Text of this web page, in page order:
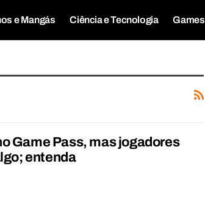
e Mangás Ciência e Tecnologia Games
Game Pass, mas jogadores
entenda